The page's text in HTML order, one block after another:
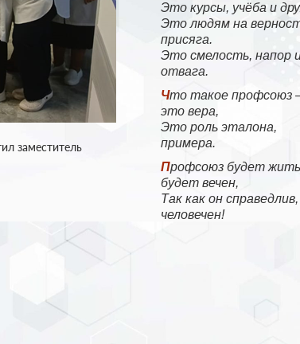
Это курсы, учёба и
Это людям на
присяга.
Это смелость, напор
отвага.
Что такое профсоюз —
это вера,
Это роль эталона,
примера.
Профсоюз будет жить,
будет вечен,
Так как он справедлив,
человечен!
заместитель